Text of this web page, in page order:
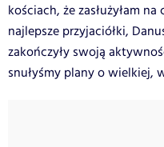
kościach, że zasłużyłam
najlepsze przyjaciółki,
zakończyły swoją
snułyśmy plany o wielkiej,